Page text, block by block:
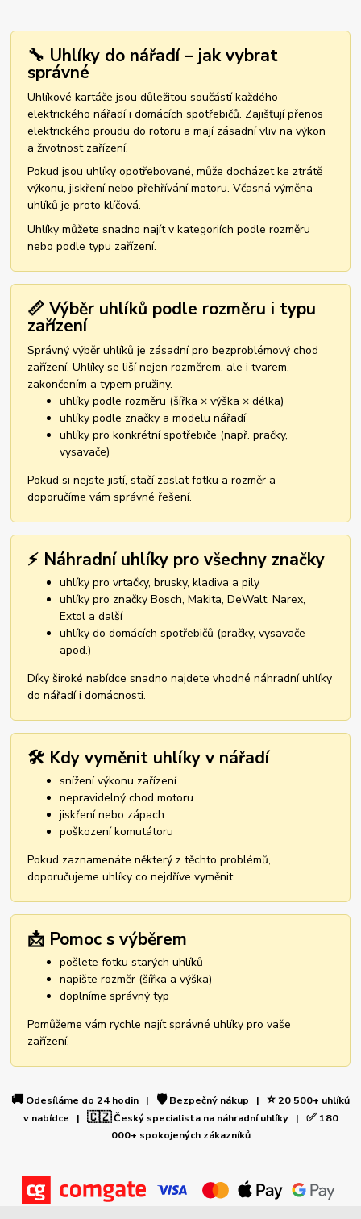
🔧 Uhlíky do nářadí – jak vybrat
správné
Uhlíkové kartáče jsou důležitou součástí každého
elektrického nářadí i domácích spotřebičů. Zajišťují přenos
elektrického proudu do rotoru a mají zásadní vliv na výkon
a životnost zařízení.
Pokud jsou uhlíky opotřebované, může docházet ke ztrátě
výkonu, jiskření nebo přehřívání motoru. Včasná výměna
uhlíků je proto klíčová.
Uhlíky můžete snadno najít v kategoriích podle rozměru
nebo podle typu zařízení.
📏 Výběr uhlíků podle rozměru i typu
zařízení
Správný výběr uhlíků je zásadní pro bezproblémový chod
zařízení. Uhlíky se liší nejen rozměrem, ale i tvarem,
zakončením a typem pružiny.
uhlíky podle rozměru (šířka × výška × délka)
uhlíky podle značky a modelu nářadí
uhlíky pro konkrétní spotřebiče (např. pračky,
vysavače)
Pokud si nejste jistí, stačí zaslat fotku a rozměr a
doporučíme vám správné řešení.
⚡ Náhradní uhlíky pro všechny značky
uhlíky pro vrtačky, brusky, kladiva a pily
uhlíky pro značky Bosch, Makita, DeWalt, Narex,
Extol a další
uhlíky do domácích spotřebičů (pračky, vysavače
apod.)
Díky široké nabídce snadno najdete vhodné náhradní uhlíky
do nářadí i domácnosti.
🛠️ Kdy vyměnit uhlíky v nářadí
snížení výkonu zařízení
nepravidelný chod motoru
jiskření nebo zápach
poškození komutátoru
Pokud zaznamenáte některý z těchto problémů,
doporučujeme uhlíky co nejdříve vyměnit.
📩 Pomoc s výběrem
pošlete fotku starých uhlíků
napište rozměr (šířka a výška)
doplníme správný typ
Pomůžeme vám rychle najít správné uhlíky pro vaše
zařízení.
🚚 Odesíláme do 24 hodin | 🛡️Bezpečný nákup | ⭐20 500+ uhlíků
v nabídce | 🇨🇿Český specialista na náhradní uhlíky | ✅180
000+ spokojených zákazníků